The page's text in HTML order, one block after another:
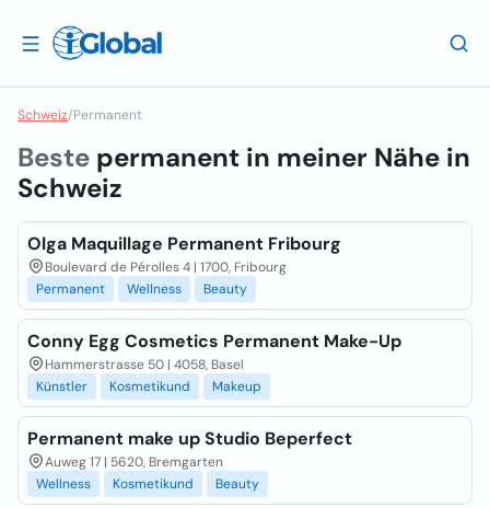
Schweiz/Permanent
Beste permanent in meiner Nähe in
Schweiz
Olga Maquillage Permanent Fribourg
Boulevard de Pérolles 4 | 1700, Fribourg
Permanent
Wellness Beauty
Conny Egg Cosmetics Permanent Make-Up
Hammerstrasse 50 | 4058, Basel
Künstler
Kosmetikund Makeup
Permanent make up Studio Beperfect
Auweg 17 | 5620, Bremgarten
Wellness
Kosmetikund Beauty